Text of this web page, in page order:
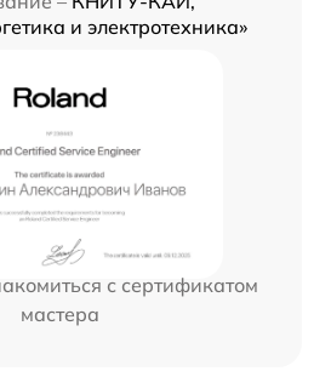
и электротехника»
с сертификатом
мастера